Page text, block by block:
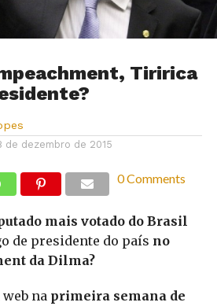
Tiririca
de dezembro de 2015
0 Comments
mais votado do Brasil
de presidente do país no
da Dilma?
na primeira semana de